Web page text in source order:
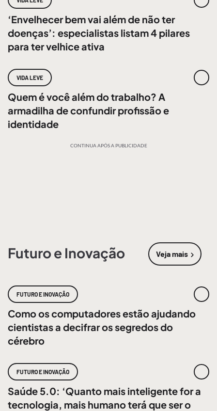
‘Envelhecer bem vai além de não ter
doenças’: especialistas listam 4 pilares
para ter velhice ativa
VIDA LEVE
Quem é você além do trabalho? A
armadilha de confundir profissão e
identidade
CONTINUA APÓS A PUBLICIDADE
Futuro e Inovação Veja mais
sobre
FUTURO E INOVAÇÃO
Como os computadores estão ajudando
cientistas a decifrar os segredos do
cérebro
FUTURO E INOVAÇÃO
Saúde 5.0: ‘Quanto mais inteligente for a
tecnologia, mais humano terá que ser o